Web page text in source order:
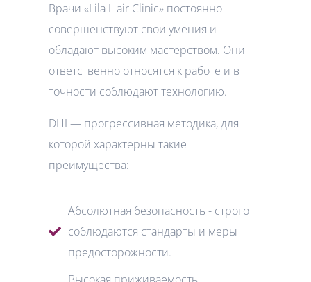
Врачи «Lila Hair Clinic» постоянно
совершенствуют свои умения и
обладают высоким мастерством. Они
ответственно относятся к работе и в
точности соблюдают технологию.
DHI — прогрессивная методика, для
которой характерны такие
преимущества:
Абсолютная безопасность - строго
соблюдаются стандарты и меры
предосторожности.